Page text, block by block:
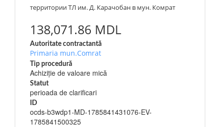
территории ТЛ им. Д. Карачобан в мун. Комрат
138,071.86 MDL
Autoritate contractantă
Primaria mun.Comrat
Tip procedură
Achiziție de valoare mică
Statut
perioada de clarificari
ID
ocds-b3wdp1-MD-1785841431076-EV-
1785841500325